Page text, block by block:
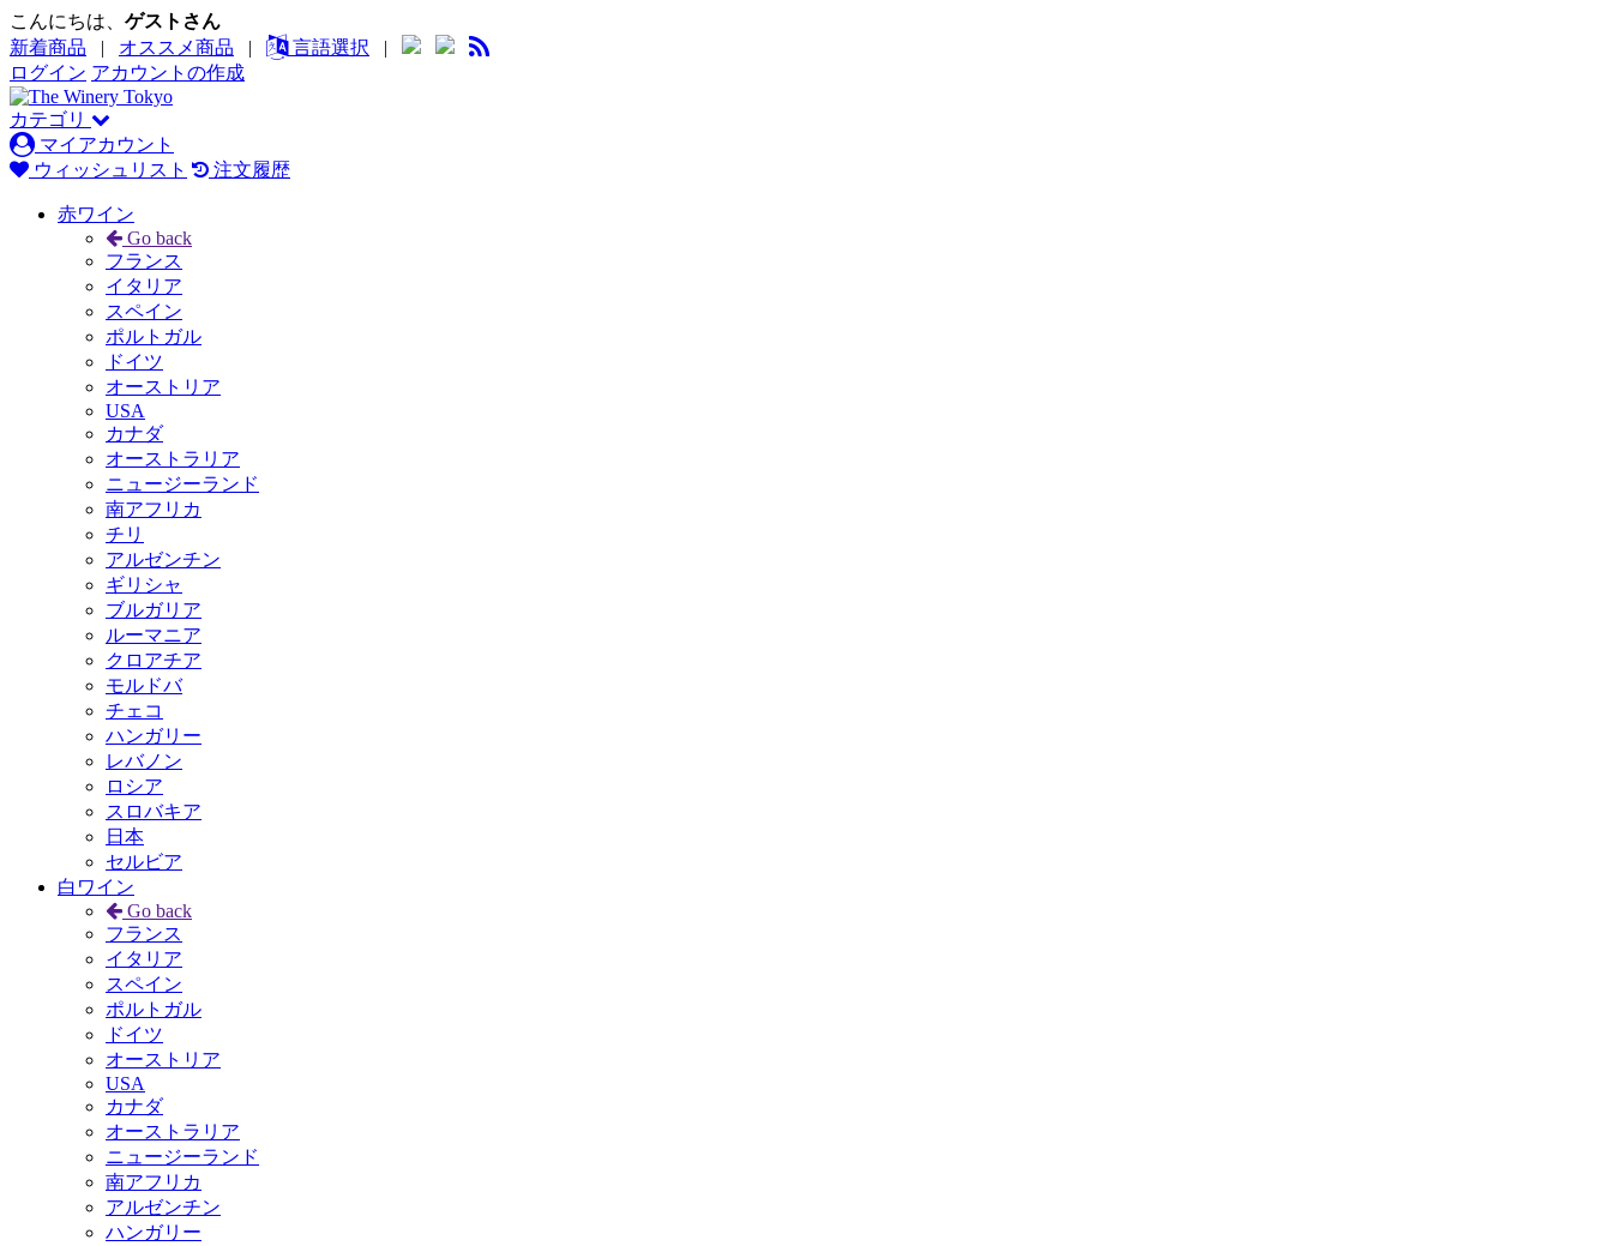
こんにちは、 ゲストさん
新着商品 | オススメ商品 | 言語選択 |
ログイン アカウントの作成
カテゴリ
マイアカウント
ウィッシュリスト
注文履歴
赤ワイン
Go back
フランス
イタリア
スペイン
ポルトガル
ドイツ
オーストリア
USA
カナダ
オーストラリア
ニュージーランド
南アフリカ
チリ
アルゼンチン
ギリシャ
ブルガリア
ルーマニア
クロアチア
モルドバ
チェコ
ハンガリー
レバノン
ロシア
スロバキア
日本
セルビア
白ワイン
Go back
フランス
イタリア
スペイン
ポルトガル
ドイツ
オーストリア
USA
カナダ
オーストラリア
ニュージーランド
南アフリカ
アルゼンチン
ハンガリー